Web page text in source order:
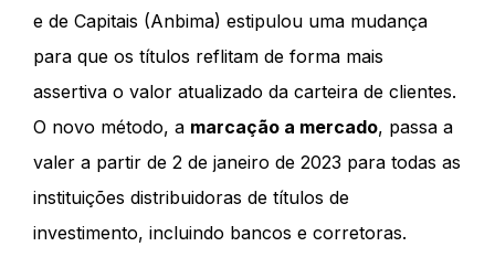
e de Capitais (Anbima) estipulou uma mudança
para que os títulos reflitam de forma mais
assertiva o valor atualizado da carteira de clientes.
O novo método, a marcação a mercado, passa a
valer a partir de 2 de janeiro de 2023 para todas as
instituições distribuidoras de títulos de
investimento, incluindo bancos e corretoras.